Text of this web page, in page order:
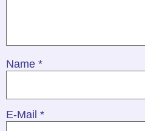
Name *
E-Mail *